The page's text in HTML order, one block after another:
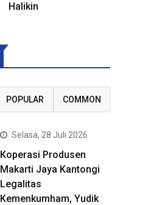
Halikin
POPULAR COMMON
Selasa, 28 Juli 2026
Koperasi Produsen
Makarti Jaya Kantongi
Legalitas
Kemenkumham, Yudik